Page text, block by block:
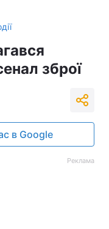
зброї
в Google
Реклама